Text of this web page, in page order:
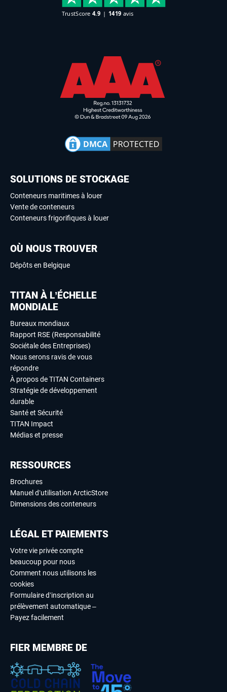
SOLUTIONS DE STOCKAGE
Conteneurs maritimes à louer
Vente de conteneurs
Conteneurs frigorifiques à louer
OÙ NOUS TROUVER
Dépôts en Belgique
TITAN À L’ÉCHELLE
MONDIALE
Bureaux mondiaux
Rapport RSE (Responsabilité
Sociétale des Entreprises)
Nous serons ravis de vous
répondre
À propos de TITAN Containers
Stratégie de développement
durable
Santé et Sécurité
TITAN Impact
Médias et presse
RESSOURCES
Brochures
Manuel d’utilisation ArcticStore
Dimensions des conteneurs
LÉGAL ET PAIEMENTS
Votre vie privée compte
beaucoup pour nous
Comment nous utilisons les
cookies
Formulaire d’inscription au
prélèvement automatique –
Payez facilement
FIER MEMBRE DE